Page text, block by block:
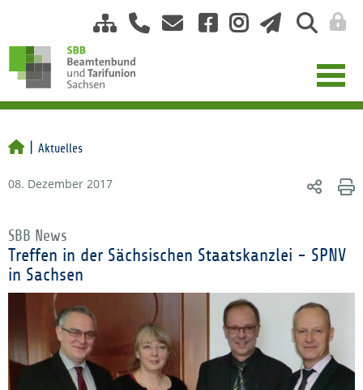
Aktuelles
08. Dezember 2017
SBB News
Treffen in der Sächsischen Staatskanzlei - SPNV
in Sachsen